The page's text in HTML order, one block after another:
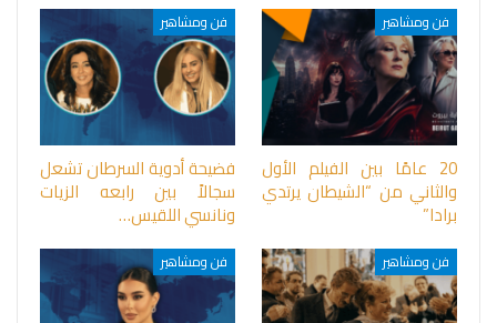
فن ومشاهير
20 عامًا بين الفيلم الأول
والثاني من “الشيطان يرتدي
برادا”
فن ومشاهير
فضيحة أدوية السرطان تشعل
سجالاً بين رابعه الزيات
ونانسي اللقيس…
فن ومشاهير فن ومشاهير